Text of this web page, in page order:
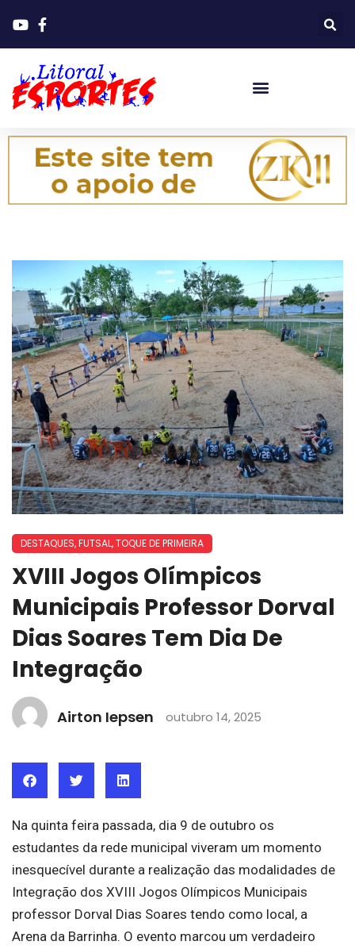
DESTAQUES,FUTSAL,TOQUE DE PRIMEIRA
XVIII Jogos Olímpicos
Municipais Professor Dorval
Dias Soares Tem Dia De
Integração
Airton Iepsen outubro 14, 2025
Na quinta feira passada, dia 9 de outubro os
estudantes da rede municipal viveram um momento
inesquecível durante a realização das modalidades de
Integração dos XVIII Jogos Olímpicos Municipais
professor Dorval Dias Soares tendo como local, a
Arena da Barrinha. O evento marcou um verdadeiro